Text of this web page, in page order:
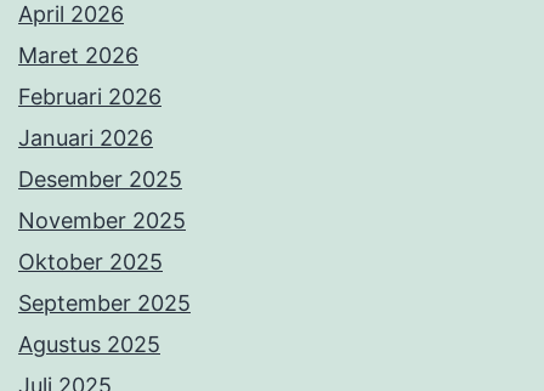
April 2026
Maret 2026
Februari 2026
Januari 2026
Desember 2025
November 2025
Oktober 2025
September 2025
Agustus 2025
Juli 2025